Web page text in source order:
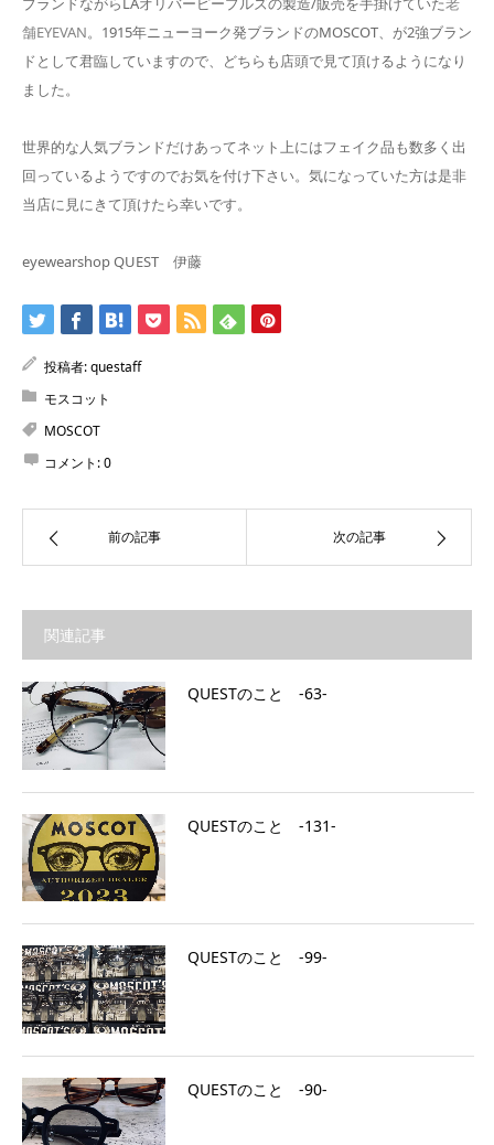
舗EYEVAN。1915年ニューヨーク発ブランドのMOSCOT、が2強ブラン
ドとして君臨していますので、どちらも店頭で見て頂けるようになり
ました。
世界的な人気ブランドだけあってネット上にはフェイク品も数多く出
回っているようですのでお気を付け下さい。気になっていた方は是非
当店に見にきて頂けたら幸いです。
eyewearshop QUEST 伊藤
投稿者:questaff
モスコット
MOSCOT
コメント:0
前の記事 次の記事
関連記事
QUESTのこと ‐63‐
QUESTのこと ‐131‐
QUESTのこと ‐99‐
QUESTのこと ‐90‐